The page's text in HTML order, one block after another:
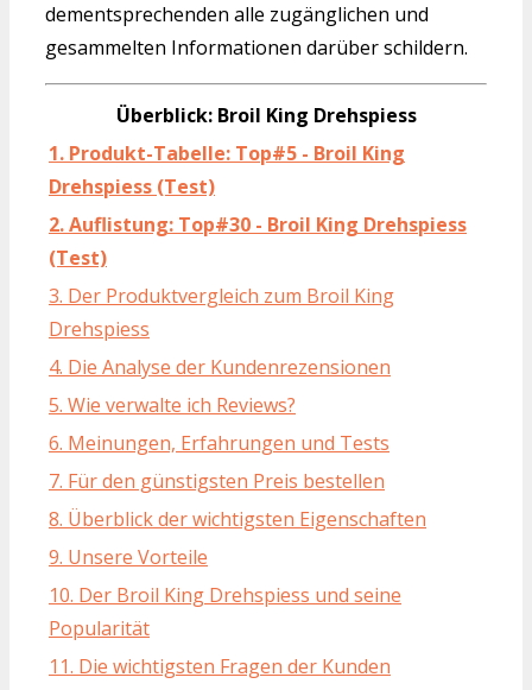
dementsprechenden alle zugänglichen und
gesammelten Informationen darüber schildern.
Überblick: Broil King Drehspiess
1. Produkt-Tabelle: Top#5 - Broil King
Drehspiess (Test)
2. Auflistung: Top#30 - Broil King Drehspiess
(Test)
3. Der Produktvergleich zum Broil King
Drehspiess
4. Die Analyse der Kundenrezensionen
5. Wie verwalte ich Reviews?
6. Meinungen, Erfahrungen und Tests
7. Für den günstigsten Preis bestellen
8. Überblick der wichtigsten Eigenschaften
9. Unsere Vorteile
10. Der Broil King Drehspiess und seine
Popularität
11. Die wichtigsten Fragen der Kunden